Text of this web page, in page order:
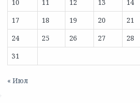
10 11 12 13 14
17
18 19 20 21
24
25 26 27 28
31
« Июл